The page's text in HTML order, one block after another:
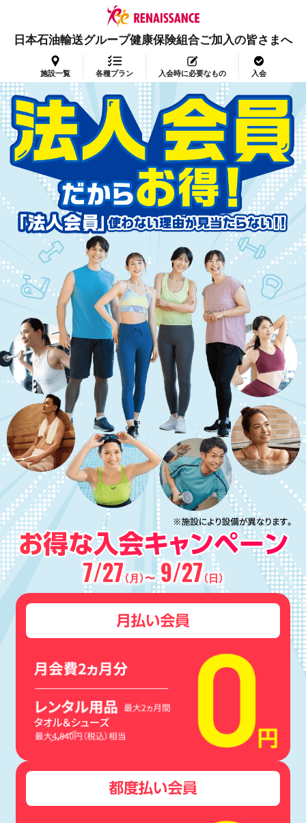
日本石油輸送グループ健康保険組合ご加入の皆さまへ
施設一覧 各種プラン 入会時に必要なもの 入会
7/27 （月）〜9/27 （日）